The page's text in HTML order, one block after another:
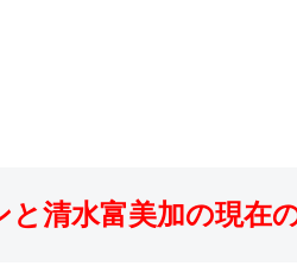
清水富美加の現在